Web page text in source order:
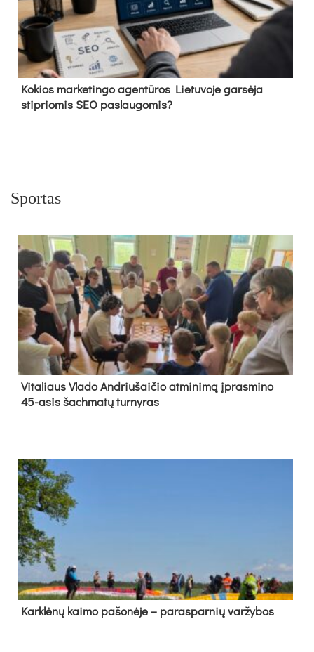
Kokios marketingo agentūros Lietuvoje garsėja
stipriomis SEO paslaugomis?
Sportas
Vi­ta­liaus Vla­do And­riu­šai­čio at­mi­ni­mą įpras­mi­no
45-asis šach­ma­tų tur­ny­ras
Kark­lė­nų kai­mo pa­šo­nė­je – pa­ras­par­nių var­žy­bos